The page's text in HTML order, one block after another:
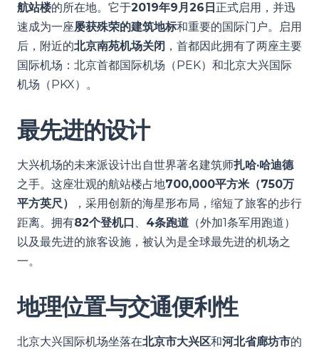
航站楼的所在地。它于2019年9月26日正式启用，并迅
速成为一座屡获殊荣的建筑地标和重要的国际门户。启用
后，附近的北京南苑机场关闭 ，首都因此拥有了两座主要
国际机场：北京首都国际机场（PEK）和北京大兴国际
机场（PKX）。
最先进的设计
大兴机场的未来派设计出自世界著名建筑师扎哈·哈迪德
之手。这座壮观的航站楼占地700,000平方米（750万
平方英尺）
，采用创新的海星形布局，缩短了旅客的步行
距离。拥有82个登机口 、 4条跑道 （外加1条军用跑道）
以及最先进的旅客设施，被认为是全球最先进的机场之
一。
地理位置与交通便利性
北京大兴国际机场坐落在北京市大兴区和河北省廊坊市的